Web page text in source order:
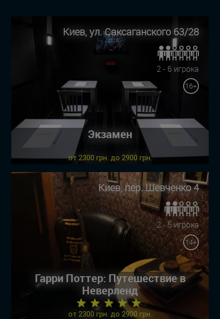
Киев, ул. Саксаганского 63/28
2 - 6 игрока
16+
Экзамен
от 2300 грн. до 2900 грн.
Киев, пер. Шевченко 4
2 - 5 игрока
14+
Гарри Поттер: Путешествие в
Неверленд
★ ★ ★ ★ ★
от 2300 грн. до 2900 грн.